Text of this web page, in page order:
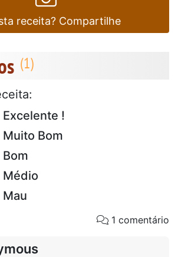
receita? Compartilhe
Excelente !
Muito Bom
Bom
Médio
Mau
1 comentário